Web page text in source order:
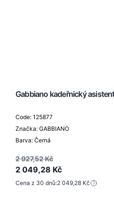
Gabbiano kadeřnický
Code: 125877
Značka: GABBIANO
Barva: Černá
2 927,52 Kč
2 049,28 Kč
Cena z 30 dnů:2 049,28 Kč